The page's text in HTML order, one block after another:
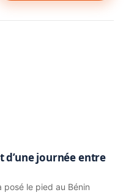
d’une journée entre
le pied au Bénin